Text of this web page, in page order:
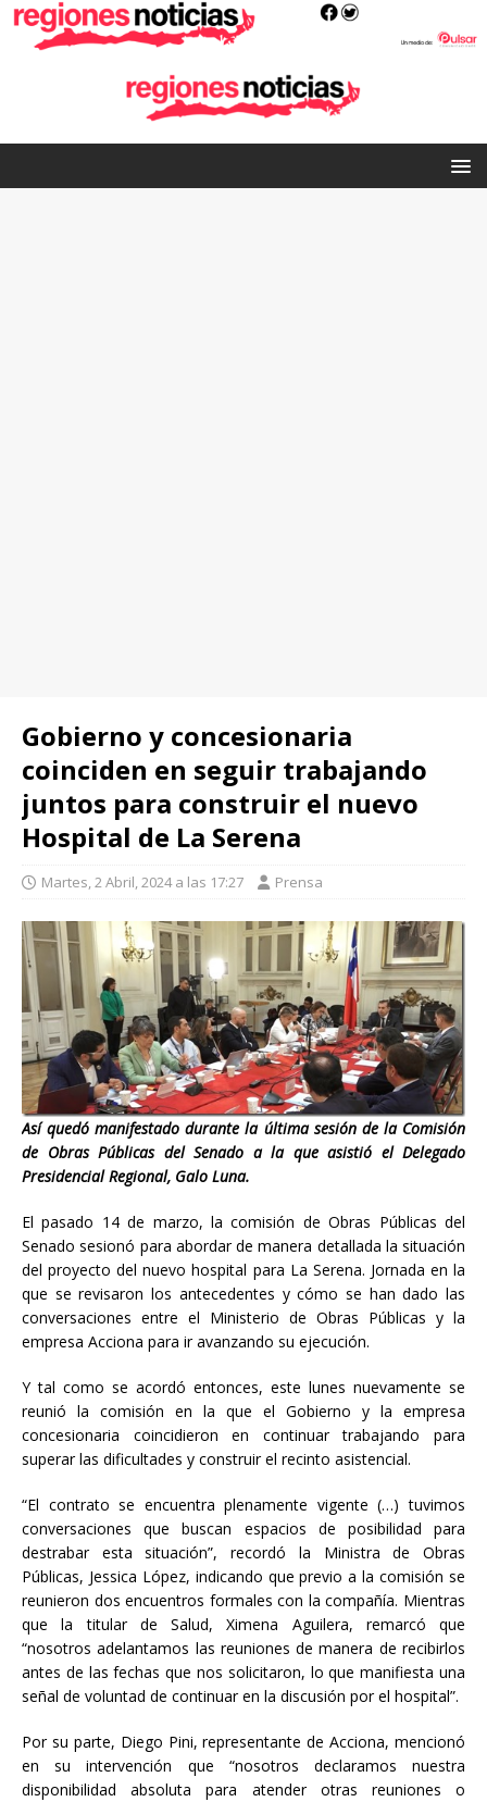
Gobierno y concesionaria
coinciden en seguir trabajando
juntos para construir el nuevo
Hospital de La Serena
Martes, 2 Abril, 2024 a las 17:27 Prensa
Así quedó manifestado durante la última sesión de la Comisión
de Obras Públicas del Senado a la que asistió el Delegado
Presidencial Regional, Galo Luna.
El pasado 14 de marzo, la comisión de Obras Públicas del
Senado sesionó para abordar de manera detallada la situación
del proyecto del nuevo hospital para La Serena. Jornada en la
que se revisaron los antecedentes y cómo se han dado las
conversaciones entre el Ministerio de Obras Públicas y la
empresa Acciona para ir avanzando su ejecución.
Y tal como se acordó entonces, este lunes nuevamente se
reunió la comisión en la que el Gobierno y la empresa
concesionaria coincidieron en continuar trabajando para
superar las dificultades y construir el recinto asistencial.
“El contrato se encuentra plenamente vigente (…) tuvimos
conversaciones que buscan espacios de posibilidad para
destrabar esta situación”, recordó la Ministra de Obras
Públicas, Jessica López, indicando que previo a la comisión se
reunieron dos encuentros formales con la compañía. Mientras
que la titular de Salud, Ximena Aguilera, remarcó que
“nosotros adelantamos las reuniones de manera de recibirlos
antes de las fechas que nos solicitaron, lo que manifiesta una
señal de voluntad de continuar en la discusión por el hospital”.
Por su parte, Diego Pini, representante de Acciona, mencionó
en su intervención que “nosotros declaramos nuestra
disponibilidad absoluta para atender otras reuniones o